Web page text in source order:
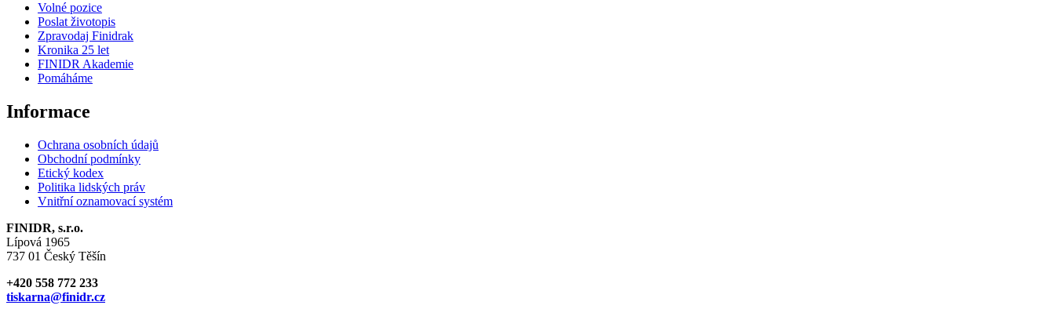
Volné pozice
Poslat životopis
Zpravodaj Finidrak
Kronika 25 let
FINIDR Akademie
Pomáháme
Informace
Ochrana osobních údajů
Obchodní podmínky
Etický kodex
Politika lidských práv
Vnitřní oznamovací systém
FINIDR, s.r.o.
Lípová 1965
737 01 Český Těšín
+420 558 772 233
tiskarna@finidr.cz